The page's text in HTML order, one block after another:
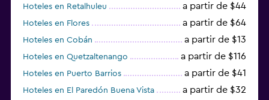
Hoteles en Retalhuleu a partir de $44
Hoteles en Flores a partir de $64
Hoteles en Cobán a partir de $13
Hoteles en Quetzaltenango a partir de $116
Hoteles en Puerto Barrios a partir de $41
Hoteles en El Paredón Buena Vista a partir de $32